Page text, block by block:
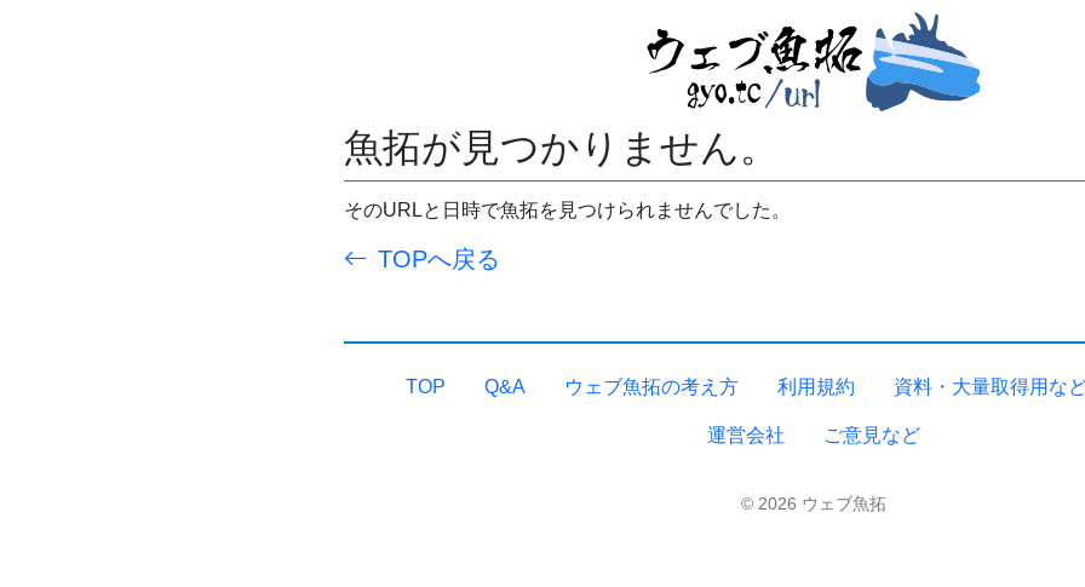
魚拓が見つかりません。
そのURLと日時で魚拓を見つけられませんでした。
TOPへ戻る
TOP Q&A ウェブ魚拓の考え方 利用規約 資料・大量取得用な
運営会社 ご意見など
© 2026 ウェブ魚拓